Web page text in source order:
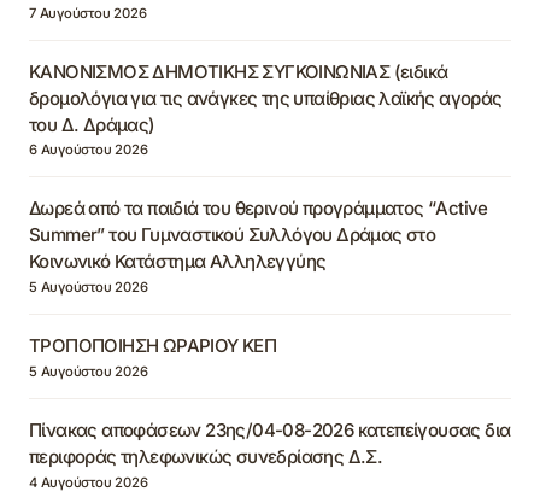
7 Αυγούστου 2026
ΚΑΝΟΝΙΣΜΟΣ ΔΗΜΟΤΙΚΗΣ ΣΥΓΚΟΙΝΩΝΙΑΣ (ειδικά
δρομολόγια για τις ανάγκες της υπαίθριας λαϊκής αγοράς
του Δ. Δράμας)
6 Αυγούστου 2026
Δωρεά από τα παιδιά του θερινού προγράμματος “Active
Summer” του Γυμναστικού Συλλόγου Δράμας στο
Κοινωνικό Κατάστημα Αλληλεγγύης
5 Αυγούστου 2026
ΤΡΟΠΟΠΟΙΗΣΗ ΩΡΑΡΙΟΥ ΚΕΠ
5 Αυγούστου 2026
Πίνακας αποφάσεων 23ης/04-08-2026 κατεπείγουσας δια
περιφοράς τηλεφωνικώς συνεδρίασης Δ.Σ.
4 Αυγούστου 2026